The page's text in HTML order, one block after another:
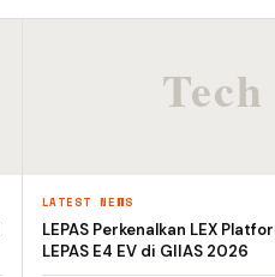
LATEST NEWS
LEPAS Perkenalkan LEX
LEPAS E4 EV di GIIAS 2026